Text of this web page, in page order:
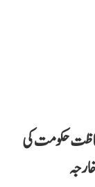
حکومت کی